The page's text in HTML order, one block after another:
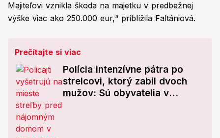
Majiteľovi vznikla škoda na majetku v predbežnej
výške viac ako 250.000 eur,“ priblížila Faltániová.
Prečítajte si viac
Polícia intenzívne pátra po
strelcovi, ktorý zabil dvoch
mužov: Sú obyvatelia v